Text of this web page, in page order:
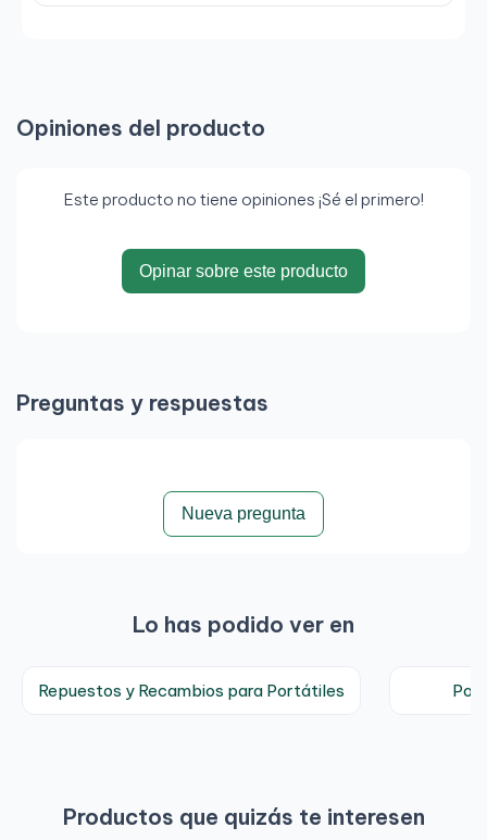
Opiniones del producto
Este producto no tiene opiniones ¡Sé el primero!
Opinar sobre este producto
Preguntas y respuestas
Nueva pregunta
Lo has podido ver en
Repuestos y Recambios para Portátiles
Productos que quizás te interesen